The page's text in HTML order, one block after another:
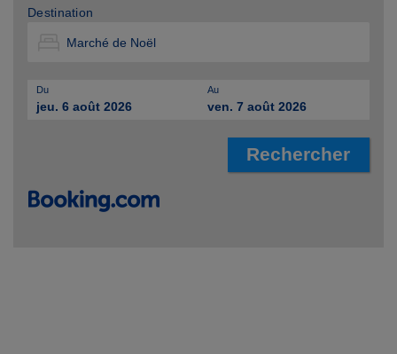
Destination
Du
jeu. 6 août 2026
Au
ven. 7 août 2026